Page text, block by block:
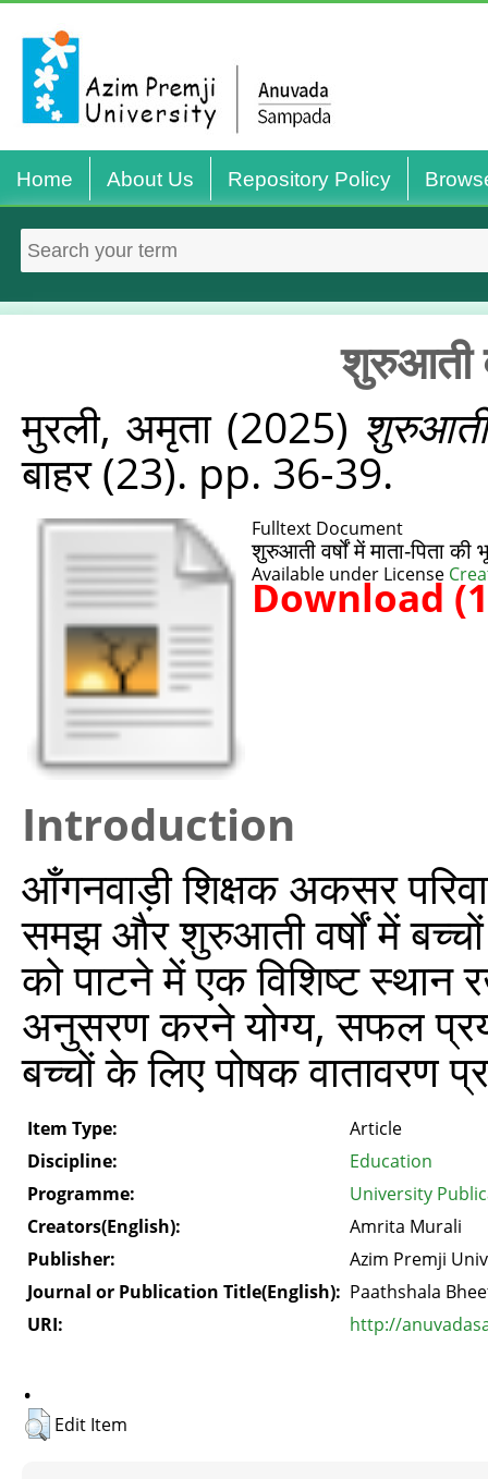
Home About Us Repository Policy
शुरुआती
मुरली, अमृता(2025) शुरुआती
बाहर (23). pp. 36-39.
Fulltext Document
शुरुआती वर्षों में माता-पिता
Available under License
Download
Introduction
आँगनवाड़ी शिक्षक अकसर
समझ और शुरुआती वर्षों में
को पाटने में एक विशिष्ट
अनुसरण करने योग्य, सफल
बच्चों के लिए पोषक वातावरण
Item Type:
Article
Discipline:
Education
Programme:
University
Creators(English):
Amrita Murali
Publisher:
Azim Premji
Journal or Publication Title(English): Paathshala
URI:
http://
.
Edit Item